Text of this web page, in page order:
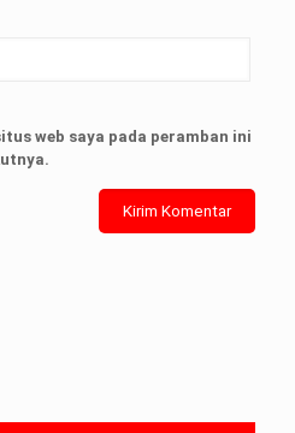
web saya pada peramban ini